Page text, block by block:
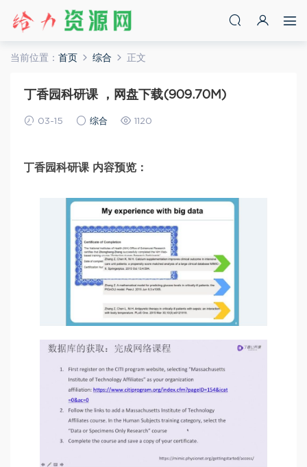
当前位置： 首页 综合 正文
丁香园科研课 ，网盘下载(909.70M)
03-15 综合 1120
丁香园科研课 内容预览：